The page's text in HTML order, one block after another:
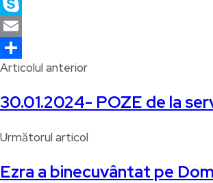
X
Skype
Email
Partajează
Articolul anterior
30.01.2024- POZE de la
Următorul articol
Ezra a binecuvântat pe